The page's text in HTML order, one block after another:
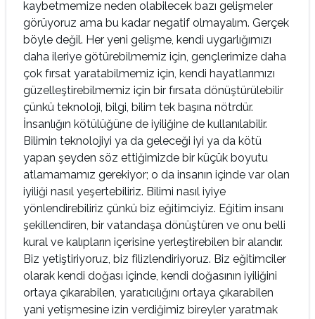
kaybetmemize neden olabilecek bazı gelişmeler
görüyoruz ama bu kadar negatif olmayalım. Gerçek
böyle değil. Her yeni gelişme, kendi uygarlığımızı
daha ileriye götürebilmemiz için, gençlerimize daha
çok fırsat yaratabilmemiz için, kendi hayatlarımızı
güzelleştirebilmemiz için bir fırsata dönüştürülebilir
çünkü teknoloji, bilgi, bilim tek başına nötrdür.
İnsanlığın kötülüğüne de iyiliğine de kullanılabilir.
Bilimin teknolojiyi ya da geleceği iyi ya da kötü
yapan şeyden söz ettiğimizde bir küçük boyutu
atlamamamız gerekiyor; o da insanın içinde var olan
iyiliği nasıl yeşertebiliriz. Bilimi nasıl iyiye
yönlendirebiliriz çünkü biz eğitimciyiz. Eğitim insanı
şekillendiren, bir vatandaşa dönüştüren ve onu belli
kural ve kalıpların içerisine yerleştirebilen bir alandır.
Biz yetiştiriyoruz, biz filizlendiriyoruz. Biz eğitimciler
olarak kendi doğası içinde, kendi doğasının iyiliğini
ortaya çıkarabilen, yaratıcılığını ortaya çıkarabilen
yani yetişmesine izin verdiğimiz bireyler yaratmak